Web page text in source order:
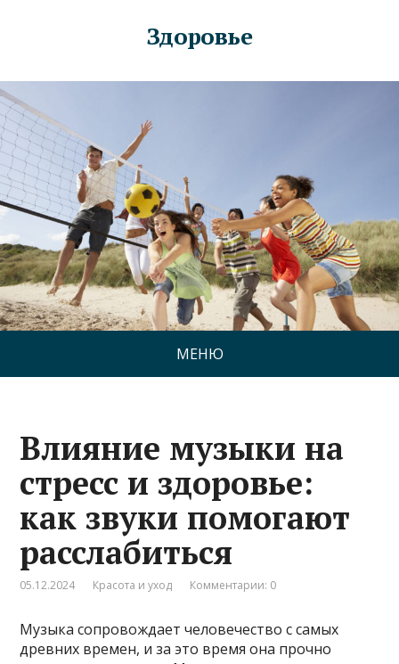
Здоровье
МЕНЮ
Влияние музыки на
стресс и здоровье:
как звуки помогают
расслабиться
05.12.2024 Красота и уход Комментарии: 0
Музыка сопровождает человечество с самых
древних времен, и за это время она прочно